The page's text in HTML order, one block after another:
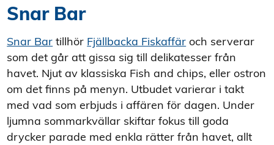
Snar Bar
Snar Bar tillhör Fjällbacka Fiskaffär och serverar
som det går att gissa sig till delikatesser från
havet. Njut av klassiska Fish and chips, eller ostron
om det finns på menyn. Utbudet varierar i takt
med vad som erbjuds i affären för dagen. Under
ljumna sommarkvällar skiftar fokus till goda
drycker parade med enkla rätter från havet, allt